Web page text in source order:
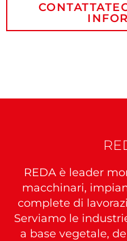
PAESE
REDA è leader
macchinari,
complete di
Serviamo le
a base vegetale,